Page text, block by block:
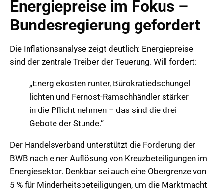
Energiepreise im Fokus –
Bundesregierung gefordert
Die Inflationsanalyse zeigt deutlich: Energiepreise
sind der zentrale Treiber der Teuerung. Will fordert:
„Energiekosten runter, Bürokratiedschungel
lichten und Fernost-Ramschhändler stärker
in die Pflicht nehmen – das sind die drei
Gebote der Stunde.“
Der Handelsverband unterstützt die Forderung der
BWB nach einer Auflösung von Kreuzbeteiligungen im
Energiesektor. Denkbar sei auch eine Obergrenze von
5 % für Minderheitsbeteiligungen, um die Marktmacht